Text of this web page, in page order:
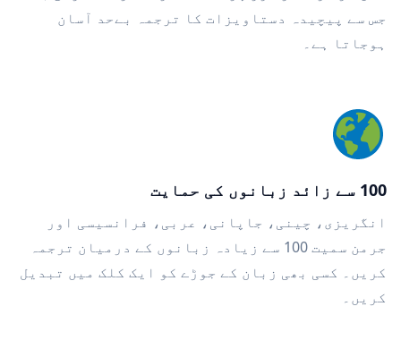
جس سے پیچیدہ دستاویزات کا ترجمہ بےحد آسان
ہوجاتا ہے۔
100 سے زائد زبانوں کی حمایت
انگریزی، چینی، جاپانی، عربی، فرانسیسی اور
جرمن سمیت 100 سے زیادہ زبانوں کے درمیان ترجمہ
کریں۔ کسی بھی زبان کے جوڑے کو ایک کلک میں تبدیل
کریں۔